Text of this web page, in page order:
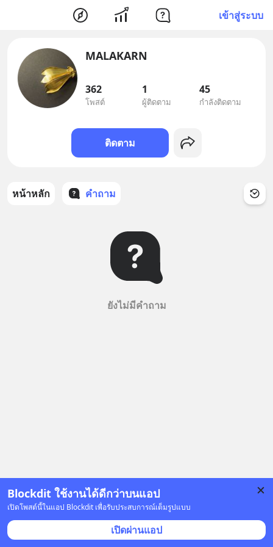
เข้าสู่ระบบ
Blockdit ใช้งานได้ดีกว่าบนแอป
เปิดโพสต์นี้ในแอป Blockdit เพื่อรับประสบการณ์เต็มรูปแบบ
เปิดผ่านแอป
MALAKARN
362
โพสต์
1
ผู้ติดตาม
45
กำลังติดตาม
ติดตาม
หน้าหลัก คำถาม
ยังไม่มีคำถาม